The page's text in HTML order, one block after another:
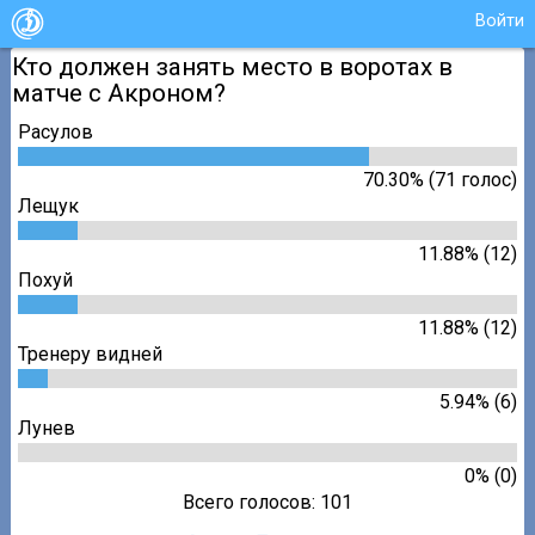
Войти
Кто должен занять место в воротах в
матче с Акроном?
Расулов
70.30% (71 голос)
Лещук
11.88% (12)
Похуй
11.88% (12)
Тренеру видней
5.94% (6)
Лунев
0% (0)
Всего голосов: 101